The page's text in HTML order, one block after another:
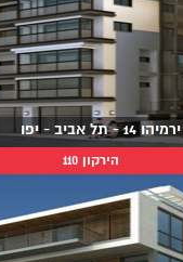
ירמיהו 14 - תל אביב - יפו
הירקון 110